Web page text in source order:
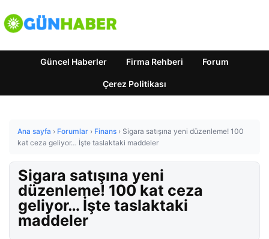
Güncel Haberler Firma Rehberi Forum
Çerez Politikası
Ana sayfa › Forumlar › Finans › Sigara satışına yeni düzenleme! 100
kat ceza geliyor… İşte taslaktaki maddeler
Sigara satışına yeni
düzenleme! 100 kat ceza
geliyor… İşte taslaktaki
maddeler